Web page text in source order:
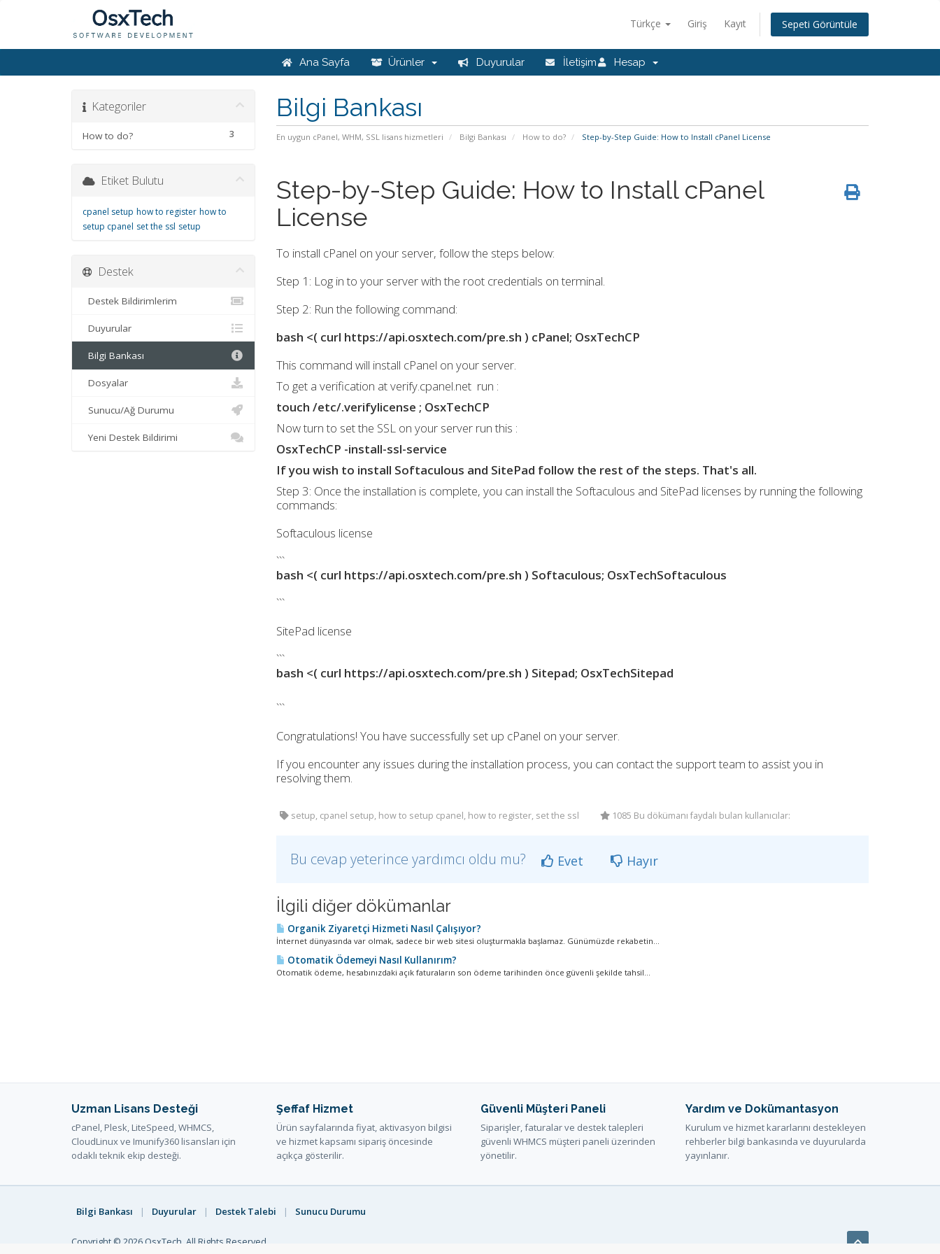
Türkçe Giriş Kayıt Sepeti Görüntüle
Ana Sayfa Ürünler Duyurular İletişim Hesap
Bilgi Bankası
En uygun cPanel, WHM, SSL lisans hizmetleri Bilgi Bankası How to do? Step-by-Step Guide: How to Install cPanel License
Kategoriler
3
How to do?
Step-by-Step Guide: How to Install cPanel
License
To install cPanel on your server, follow the steps below:
Step 1: Log in to your server with the root credentials on terminal.
Step 2: Run the following command:
bash <( curl https://api.osxtech.com/pre.sh ) cPanel; OsxTechCP
This command will install cPanel on your server.
To get a verification at verify.cpanel.net run :
touch /etc/.verifylicense ; OsxTechCP
Now turn to set the SSL on your server run this :
OsxTechCP -install-ssl-service
If you wish to install Softaculous and SitePad follow the rest of the steps. That's all.
Step 3: Once the installation is complete, you can install the Softaculous and SitePad licenses by running the following
commands:
Softaculous license
```
bash <( curl https://api.osxtech.com/pre.sh ) Softaculous; OsxTechSoftaculous
```
SitePad license
```
bash <( curl https://api.osxtech.com/pre.sh ) Sitepad; OsxTechSitepad
```
Congratulations! You have successfully set up cPanel on your server.
If you encounter any issues during the installation process, you can contact the support team to assist you in
resolving them.
setup, cpanel setup, how to setup cpanel, how to register, set the ssl 1085 Bu dökümanı faydalı bulan kullanıcılar:
Bu cevap yeterince yardımcı oldu mu? Evet Hayır
İlgili diğer dökümanlar
Organik Ziyaretçi Hizmeti Nasıl Çalışıyor?
İnternet dünyasında var olmak, sadece bir web sitesi oluşturmakla başlamaz. Günümüzde rekabetin...
Otomatik Ödemeyi Nasıl Kullanırım?
Otomatik ödeme, hesabınızdaki açık faturaların son ödeme tarihinden önce güvenli şekilde tahsil...
Etiket Bulutu
cpanel setup how to register how to
setup cpanel set the ssl setup
Destek
Destek Bildirimlerim
Duyurular
Bilgi Bankası
Dosyalar
Sunucu/Ağ Durumu
Yeni Destek Bildirimi
Uzman Lisans Desteği
cPanel, Plesk, LiteSpeed, WHMCS,
CloudLinux ve Imunify360 lisansları için
odaklı teknik ekip desteği.
Şeffaf Hizmet
Ürün sayfalarında fiyat, aktivasyon bilgisi
ve hizmet kapsamı sipariş öncesinde
açıkça gösterilir.
Güvenli Müşteri Paneli
Siparişler, faturalar ve destek talepleri
güvenli WHMCS müşteri paneli üzerinden
yönetilir.
Yardım ve Dokümantasyon
Kurulum ve hizmet kararlarını destekleyen
rehberler bilgi bankasında ve duyurularda
yayınlanır.
Bilgi Bankası | Duyurular | Destek Talebi | Sunucu Durumu
Copyright © 2026 OsxTech. All Rights Reserved.